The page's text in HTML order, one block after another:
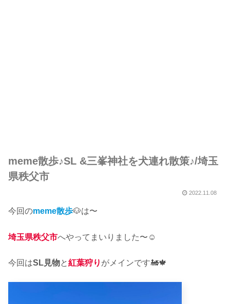
meme散歩♪SL &三峯神社を犬連れ散策♪/埼玉
県秩父市
2022.11.08
今回のmeme散歩🐶は〜
埼玉県秩父市へやってまいりました〜☺︎
今回はSL見物と紅葉狩り がメインです🚂🍁